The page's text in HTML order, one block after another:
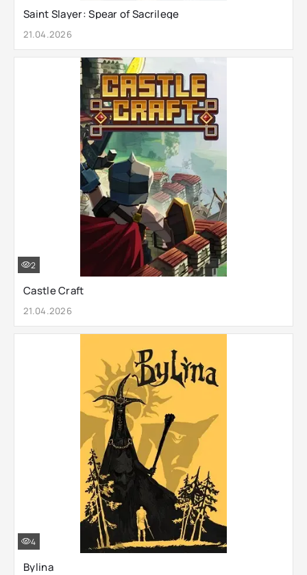
Saint Slayer: Spear of Sacrilege
21.04.2026
Castle Craft
21.04.2026
2
Bylina
4